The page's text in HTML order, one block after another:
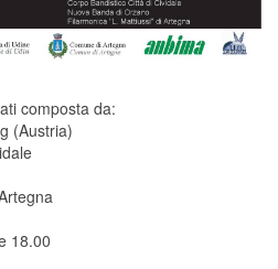
composta da:
(Austria)
18.00